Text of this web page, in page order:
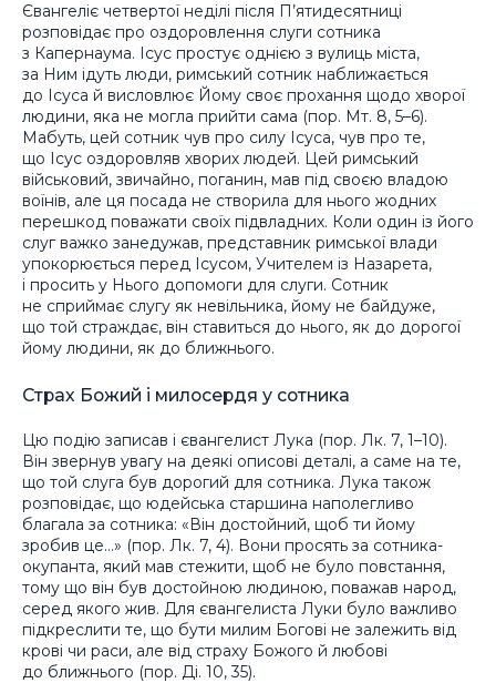
Євангеліє четвертої неділі після П’ятидесятниці
розповідає про оздоровлення слуги сотника
з Капернаума. Ісус простує однією з вулиць міста,
за Ним ідуть люди, римський сотник наближається
до Ісуса й висловлює Йому своє прохання щодо хворої
людини, яка не могла прийти сама (пор. Мт. 8, 5–6).
Мабуть, цей сотник чув про силу Ісуса, чув про те,
що Ісус оздоровляв хворих людей. Цей римський
військовий, звичайно, поганин, мав під своєю владою
воїнів, але ця посада не створила для нього жодних
перешкод поважати своїх підвладних. Коли один із його
слуг важко занедужав, представник римської влади
упокорюється перед Ісусом, Учителем із Назарета,
і просить у Нього допомоги для слуги. Сотник
не сприймає слугу як невільника, йому не байдуже,
що той страждає, він ставиться до нього, як до дорогої
йому людини, як до ближнього.
Страх Божий і милосердя у сотника
Цю подію записав і євангелист Лука (пор. Лк. 7, 1–10).
Він звернув увагу на деякі описові деталі, а саме на те,
що той слуга був дорогий для сотника. Лука також
розповідає, що юдейська старшина наполегливо
благала за сотника: «Він достойний, щоб ти йому
зробив це…» (пор. Лк. 7, 4). Вони просять за сотника-
окупанта, який мав стежити, щоб не було повстання,
тому що він був достойною людиною, поважав народ,
серед якого жив. Для євангелиста Луки було важливо
підкреслити те, що бути милим Богові не залежить від
крові чи раси, але від страху Божого й любові
до ближнього (пор. Ді. 10, 35).